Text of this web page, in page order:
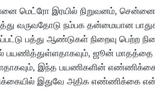
மெட்ரோ இரயில் நிறுவனம்,
வருவதோடு நம்பக தன்மையான
பத்து ஆண்டுகள் நிறைவு பெற்ற
பயணித்துள்ளதாகவும், ஜூன் மாதத்தை
இந்த பயணிகளின்
இதுவே அதிக எண்ணிக்கை